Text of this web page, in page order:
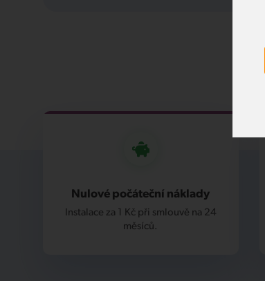
Nulové počáteční náklady
Instalace za 1 Kč při smlouvě na 24
měsíců.